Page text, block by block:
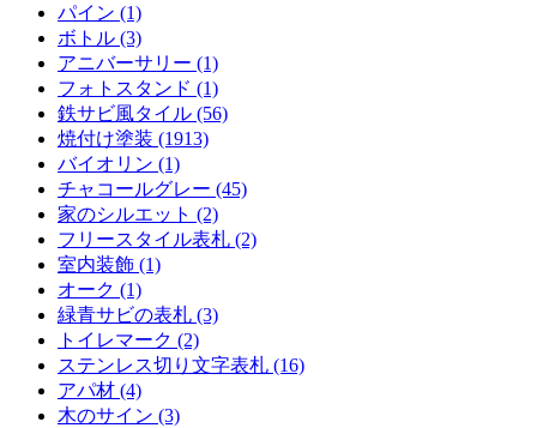
パイン (1)
ボトル (3)
アニバーサリー (1)
フォトスタンド (1)
鉄サビ風タイル (56)
焼付け塗装 (1913)
バイオリン (1)
チャコールグレー (45)
家のシルエット (2)
フリースタイル表札 (2)
室内装飾 (1)
オーク (1)
緑青サビの表札 (3)
トイレマーク (2)
ステンレス切り文字表札 (16)
アパ材 (4)
木のサイン (3)